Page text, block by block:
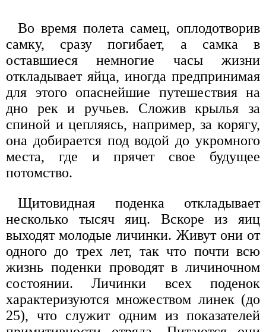
Во время полета самец, оплодотворив
самку, сразу погибает, а самка в
оставшиеся немногие часы жизни
откладывает яйца, иногда предпринимая
для этого опаснейшие путешествия на
дно рек и ручьев. Сложив крылья за
спиной и цепляясь, например, за корягу,
она добирается под водой до укромного
места, где и прячет свое будущее
потомство.
Щитовидная поденка откладывает
несколько тысяч яиц. Вскоре из яиц
выходят молодые личинки. Живут они от
одного до трех лет, так что почти всю
жизнь поденки проводят в личиночном
состоянии. Личинки всех поденок
характеризуются множеством линек (до
25), что служит одним из показателей